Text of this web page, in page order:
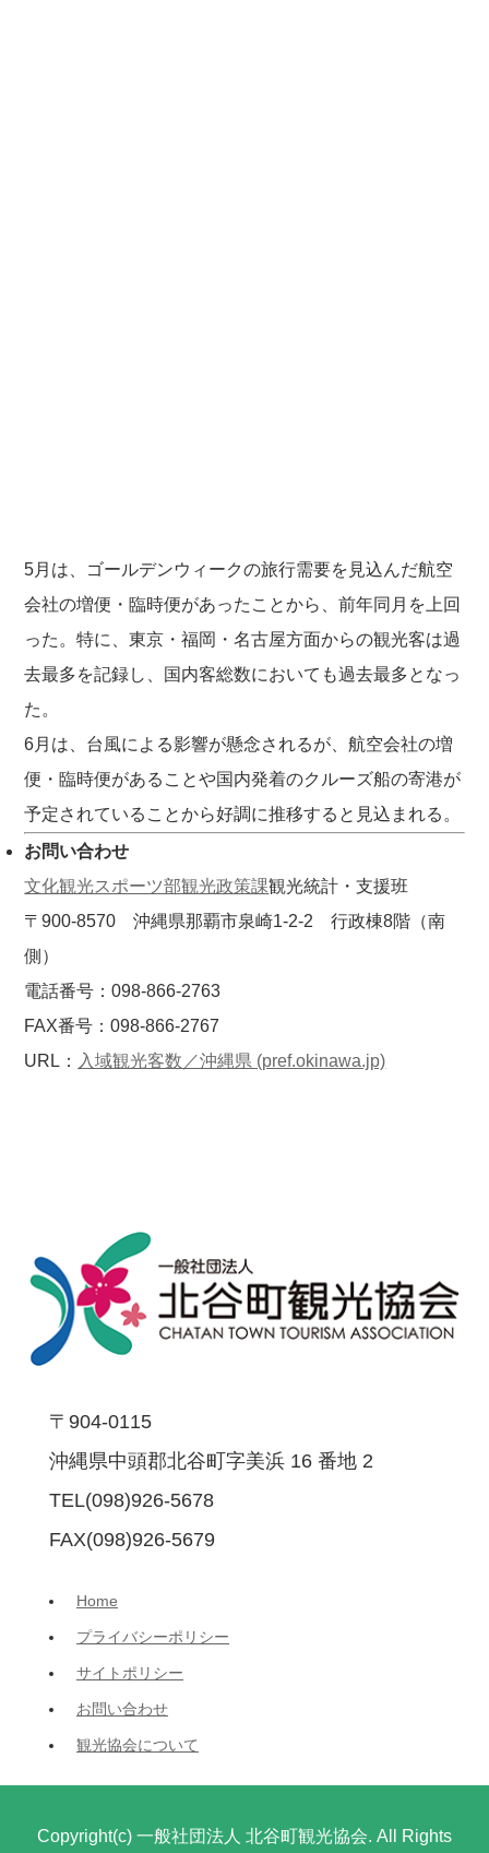
5月は、ゴールデンウィークの旅行需要を見込んだ航空
会社の増便・臨時便があったことから、前年同月を上回
った。特に、東京・福岡・名古屋方面からの観光客は過
去最多を記録し、国内客総数においても過去最多となっ
た。
6月は、台風による影響が懸念されるが、航空会社の増
便・臨時便があることや国内発着のクルーズ船の寄港が
予定されていることから好調に推移すると見込まれる。
お問い合わせ
文化観光スポーツ部観光政策課観光統計・支援班
〒900-8570 沖縄県那覇市泉崎1-2-2 行政棟8階（南
側）
電話番号：098-866-2763
FAX番号：098-866-2767
URL： 入域観光客数／沖縄県 (pref.okinawa.jp)
〒904-0115
沖縄県中頭郡北谷町字美浜 16 番地 2
TEL(098)926-5678
FAX(098)926-5679
Home
プライバシーポリシー
サイトポリシー
お問い合わせ
観光協会について
Copyright(c) 一般社団法人 北谷町観光協会. All Rights